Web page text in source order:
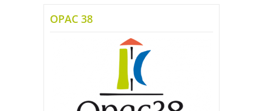
OPAC 38